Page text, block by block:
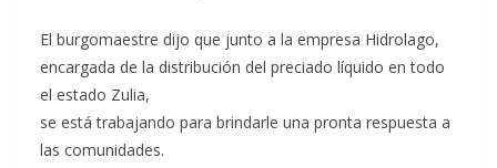
El burgomaestre dijo que junto a la empresa Hidrolago,
encargada de la distribución del preciado líquido en todo
el estado Zulia,
se está trabajando para brindarle una pronta respuesta a
las comunidades.